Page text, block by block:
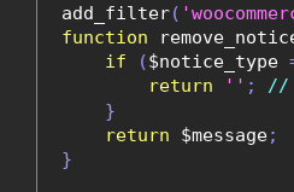
add_filter(
function
if
($notice_type
return
'' ;
//
}
return $message;
}